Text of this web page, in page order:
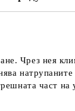
Чрез нея
част